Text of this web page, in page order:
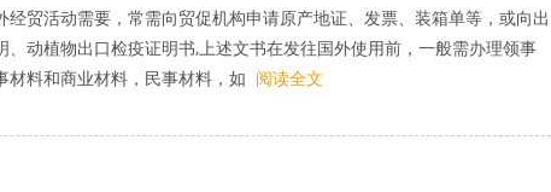
贸活动需要，常需向贸促机构申请原产地证、发票、装箱单等，或向出
、动植物出口检疫证明书,上述文书在发往国外使用前，一般需办理领事
料和商业材料，民事材料，如 阅读全文